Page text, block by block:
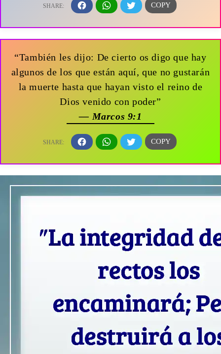
“También les dijo: De cierto os digo que hay
algunos de los que están aquí, que no gustarán
la muerte hasta que hayan visto el reino de
Dios venido con poder”
— Marcos 9:1